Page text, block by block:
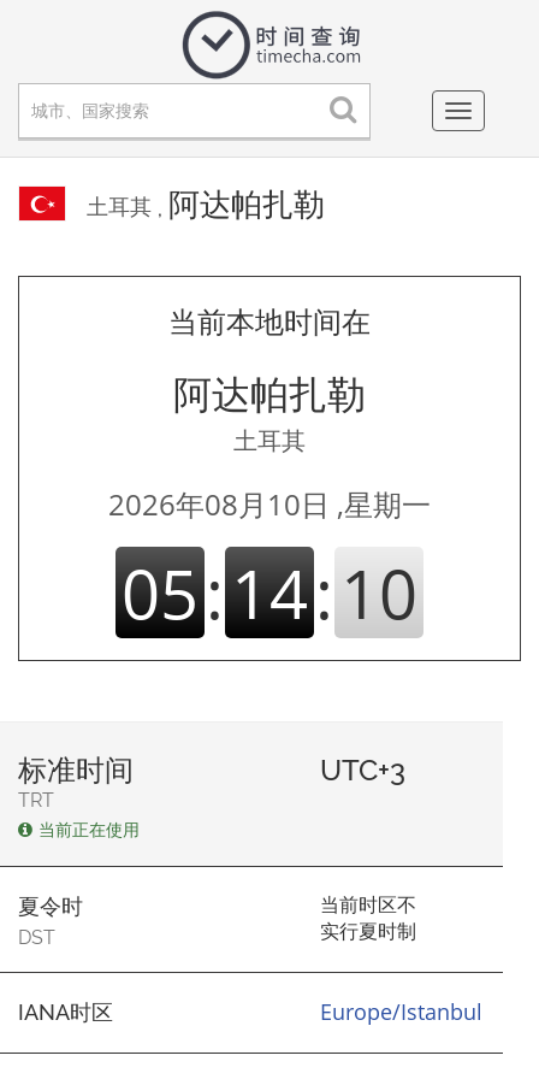
Toggle
土耳其 , 阿达帕扎勒
当前本地时间在
阿达帕扎勒
土耳其
2026年08月10日 ,星期一
05:14:10
标准时间
TRT
当前正在使用
UTC+3
夏令时
DST
当前时区不
实行夏时制
IANA时区 Europe/Istanbul